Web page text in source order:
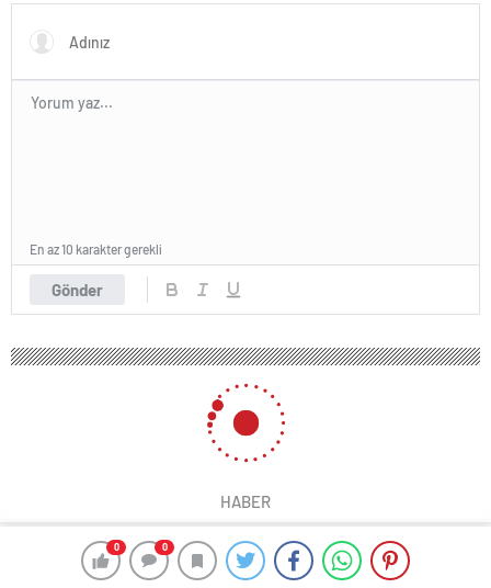
0 0
Gönder
En az 10 karakter gerekli
HABER